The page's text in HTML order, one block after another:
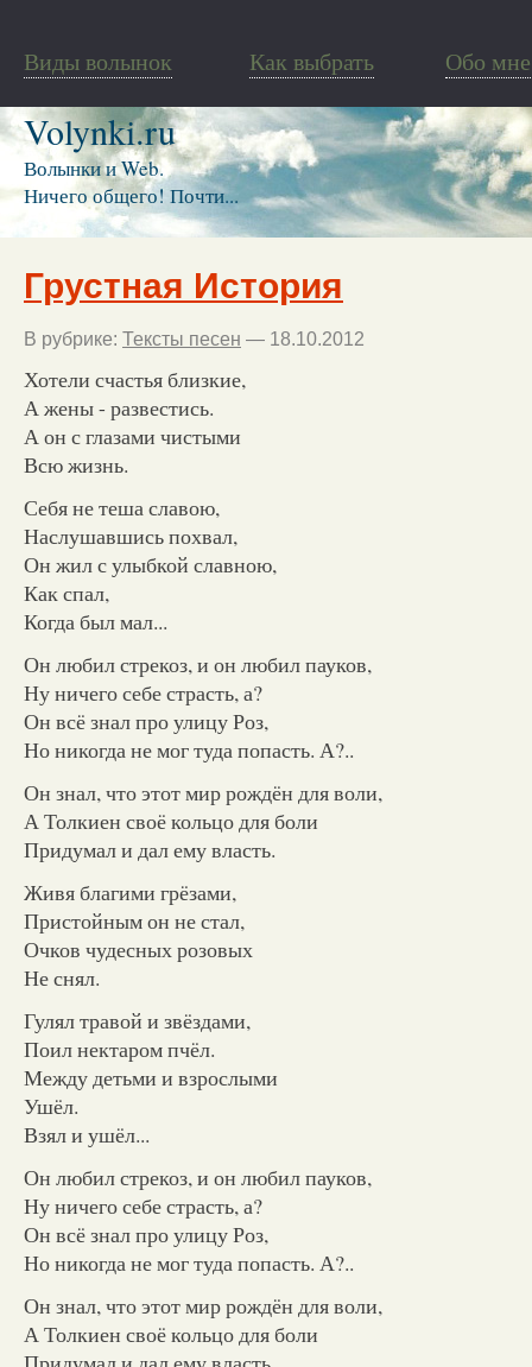
Виды волынок Как выбрать Обо мне
Volynki.ru
Волынки и Web.
Ничего общего! Почти...
Грустная История
В рубрике: Тексты песен — 18.10.2012
Хотели счастья близкие,
А жены - развестись.
А он с глазами чистыми
Всю жизнь.
Себя не теша славою,
Наслушавшись похвал,
Он жил с улыбкой славною,
Как спал,
Когда был мал...
Он любил стрекоз, и он любил пауков,
Ну ничего себе страсть, а?
Он всё знал про улицу Роз,
Но никогда не мог туда попасть. А?..
Он знал, что этот мир рождён для воли,
А Толкиен своё кольцо для боли
Придумал и дал ему власть.
Живя благими грёзами,
Пристойным он не стал,
Очков чудесных розовых
Не снял.
Гулял травой и звёздами,
Поил нектаром пчёл.
Между детьми и взрослыми
Ушёл.
Взял и ушёл...
Он любил стрекоз, и он любил пауков,
Ну ничего себе страсть, а?
Он всё знал про улицу Роз,
Но никогда не мог туда попасть. А?..
Он знал, что этот мир рождён для воли,
А Толкиен своё кольцо для боли